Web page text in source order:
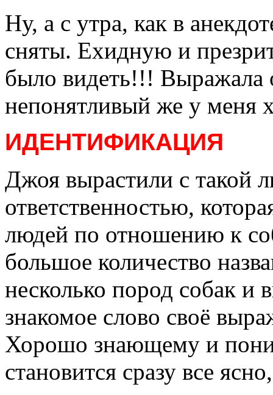
Ну, а с утра, как в
сняты. Ехидную и
было видеть!!! Выражала
непонятливый же у меня
ИДЕНТИФИКАЦИЯ
Джоя вырастили с такой
ответственностью,
людей по отношению к
большое количество
несколько пород собак и
знакомое слово своё
Хорошо знающему и
становится сразу все